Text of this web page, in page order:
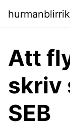
Att
skriv
SEB